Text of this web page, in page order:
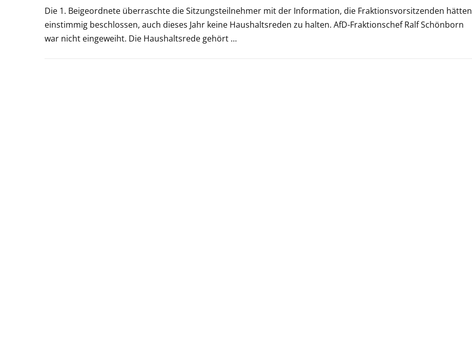
Die 1. Beigeordnete überraschte die Sitzungsteilnehmer mit der Information, die Fraktionsvorsitzenden hätten
einstimmig beschlossen, auch dieses Jahr keine Haushaltsreden zu halten. AfD-Fraktionschef Ralf Schönborn
war nicht eingeweiht. Die Haushaltsrede gehört …